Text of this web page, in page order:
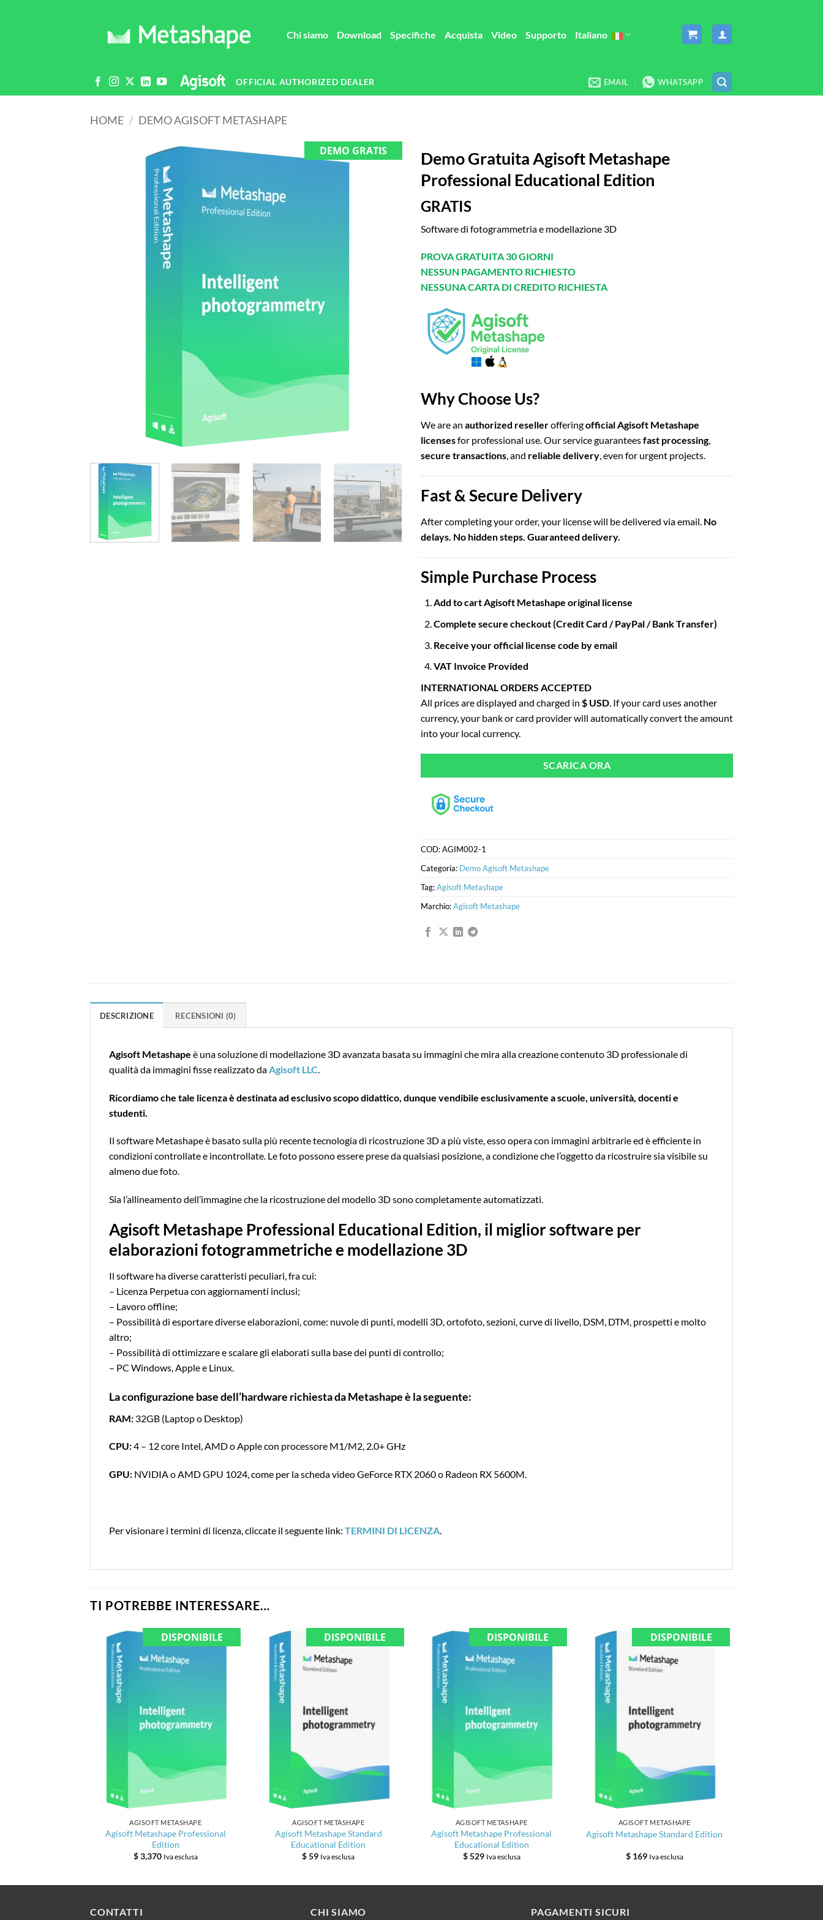
Chi siamo Download Specifiche Acquista Video Supporto Italiano
OFFICIAL AUTHORIZED DEALER EMAIL WHATSAPP
HOME / DEMO AGISOFT METASHAPE
DEMO GRATIS
Demo Gratuita Agisoft Metashape
Professional Educational Edition
GRATIS
Software di fotogrammetria e modellazione 3D
PROVA GRATUITA 30 GIORNI
NESSUN PAGAMENTO RICHIESTO
NESSUNA CARTA DI CREDITO RICHIESTA
Why Choose Us?
We are an authorized resellerofferingofficial Agisoft Metashape
licensesfor professional use. Our service guaranteesfast processing,
secure transactions, and reliable delivery, even for urgent projects.
Fast & Secure Delivery
After completing your order, your license will be delivered via email. No
delays. No hidden steps. Guaranteed delivery.
Simple Purchase Process
Add to cart Agisoft Metashape original license
Complete secure checkout (Credit Card / PayPal / Bank Transfer)
Receive your official license code by email
VAT Invoice Provided
INTERNATIONAL ORDERS ACCEPTED
All prices are displayed and charged in $ USD . If your card uses another
currency, your bank or card provider will automatically convert the amount
into your local currency.
SCARICA ORA
COD:AGIM002-1
Categoria: Demo Agisoft Metashape
Tag:Agisoft Metashape
Marchio:Agisoft Metashape
DESCRIZIONE RECENSIONI (0)
Agisoft Metashape è una soluzione di modellazione 3D avanzata basata su immagini che mira alla creazione contenuto 3D professionale di
qualità da immagini fisse realizzato daAgisoft LLC.
Ricordiamo che tale licenza è destinata ad esclusivo scopo didattico, dunque vendibile esclusivamente a scuole, università, docenti e
studenti.
Il software Metashape è basato sulla più recente tecnologia di ricostruzione 3D a più viste, esso opera con immagini arbitrarie ed è efficiente in
condizioni controllate e incontrollate. Le foto possono essere prese da qualsiasi posizione, a condizione che l’oggetto da ricostruire sia visibile su
almeno due foto.
Sia l’allineamento dell’immagine che la ricostruzione del modello 3D sono completamente automatizzati.
Agisoft Metashape Professional Educational Edition, il miglior software per
elaborazioni fotogrammetriche e modellazione 3D
Il software ha diverse caratteristi peculiari, fra cui:
– Licenza Perpetua con aggiornamenti inclusi;
– Lavoro offline;
– Possibilità di esportare diverse elaborazioni, come: nuvole di punti, modelli 3D, ortofoto, sezioni, curve di livello, DSM, DTM, prospetti e molto
altro;
– Possibilità di ottimizzare e scalare gli elaborati sulla base dei punti di controllo;
– PC Windows, Apple e Linux.
La configurazione base dell’hardware richiesta da Metashape è la seguente:
RAM: 32GB (Laptop o Desktop)
CPU:4 – 12 core Intel, AMD o Apple con processore M1/M2, 2.0+ GHz
GPU: NVIDIA o AMD GPU 1024, come per la scheda video GeForce RTX 2060 o Radeon RX 5600M.
Per visionare i termini di licenza, cliccate il seguente link: TERMINI DI LICENZA.
TI POTREBBE INTERESSARE…
DISPONIBILE
AGISOFT METASHAPE
Agisoft Metashape Professional
Edition
$3,370 Iva esclusa
DISPONIBILE
AGISOFT METASHAPE
Agisoft Metashape Standard
Educational Edition
$59 Iva esclusa
DISPONIBILE
AGISOFT METASHAPE
Agisoft Metashape Professional
Educational Edition
$529 Iva esclusa
DISPONIBILE
AGISOFT METASHAPE
Agisoft Metashape Standard Edition
$169 Iva esclusa
CONTATTI CHI SIAMO PAGAMENTI SICURI